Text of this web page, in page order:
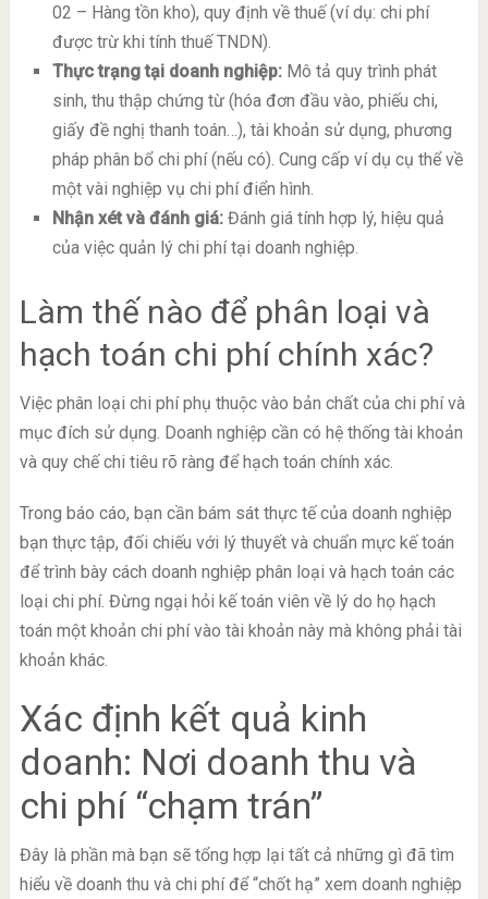
02 – Hàng tồn kho), quy định về thuế (ví dụ: chi phí
được trừ khi tính thuế TNDN).
Thực trạng tại doanh nghiệp:Mô tả quy trình phát
sinh, thu thập chứng từ (hóa đơn đầu vào, phiếu chi,
giấy đề nghị thanh toán…), tài khoản sử dụng, phương
pháp phân bổ chi phí (nếu có). Cung cấp ví dụ cụ thể về
một vài nghiệp vụ chi phí điển hình.
Nhận xét và đánh giá:Đánh giá tính hợp lý, hiệu quả
của việc quản lý chi phí tại doanh nghiệp.
Làm thế nào để phân loại và
hạch toán chi phí chính xác?
Việc phân loại chi phí phụ thuộc vào bản chất của chi phí và
mục đích sử dụng. Doanh nghiệp cần có hệ thống tài khoản
và quy chế chi tiêu rõ ràng để hạch toán chính xác.
Trong báo cáo, bạn cần bám sát thực tế của doanh nghiệp
bạn thực tập, đối chiếu với lý thuyết và chuẩn mực kế toán
để trình bày cách doanh nghiệp phân loại và hạch toán các
loại chi phí. Đừng ngại hỏi kế toán viên về lý do họ hạch
toán một khoản chi phí vào tài khoản này mà không phải tài
khoản khác.
Xác định kết quả kinh
doanh: Nơi doanh thu và
chi phí “chạm trán”
Đây là phần mà bạn sẽ tổng hợp lại tất cả những gì đã tìm
hiểu về doanh thu và chi phí để “chốt hạ” xem doanh nghiệp